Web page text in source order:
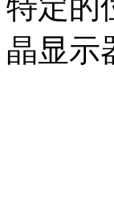
晶显示